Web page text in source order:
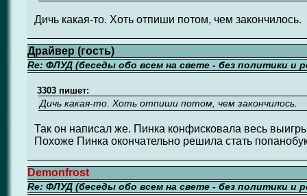
Дичь какая-то. Хоть отпиши потом, чем закончилось.
Драйвер (гость)
Re: ФЛУД (беседы обо всем на свете - без политики и
3303 пишет:
Дичь какая-то. Хоть отпиши потом, чем закончилось.
Так он написал же. Пинка конфисковала весь
Похоже Пинка окончательно решила стать
Demonfrost
Re: ФЛУД (беседы обо всем на свете - без политики и